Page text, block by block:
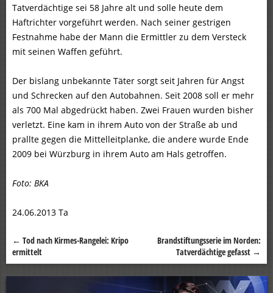
Tatverdächtige sei 58 Jahre alt und solle heute dem
Haftrichter vorgeführt werden. Nach seiner gestrigen
Festnahme habe der Mann die Ermittler zu dem Versteck
mit seinen Waffen geführt.
Der bislang unbekannte Täter sorgt seit Jahren für Angst
und Schrecken auf den Autobahnen. Seit 2008 soll er mehr
als 700 Mal abgedrückt haben. Zwei Frauen wurden bisher
verletzt. Eine kam in ihrem Auto von der Straße ab und
prallte gegen die Mittelleitplanke, die andere wurde Ende
2009 bei Würzburg in ihrem Auto am Hals getroffen.
Foto: BKA
24.06.2013 Ta
Beitragsnavigation
← Tod nach Kirmes-Rangelei: Kripo
ermittelt
Brandstiftungsserie im Norden:
Tatverdächtige gefasst →